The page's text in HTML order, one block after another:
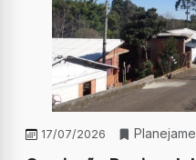
17/07/2026